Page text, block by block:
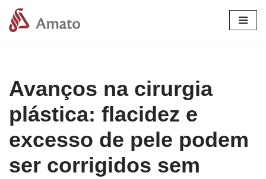
Pular
Avanços na cirurgia
plástica: flacidez e
excesso de pele podem
ser corrigidos sem